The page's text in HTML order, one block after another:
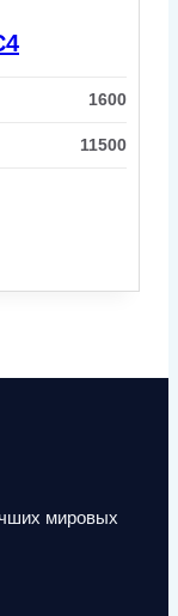
1600
11500
мировых